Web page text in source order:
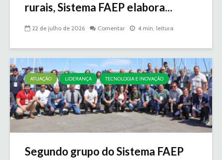
rurais, Sistema FAEP elabora...
22 de julho de 2026 Comentar 4 min. leitura
ATUAÇÃO LIDERANÇA TECNOLOGIA E INOVAÇÃO
Segundo grupo do Sistema FAEP